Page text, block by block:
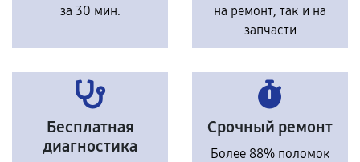
за 30 мин.
на ремонт, так и на
запчасти
Бесплатная
диагностика
Срочный ремонт
Более 88% поломок